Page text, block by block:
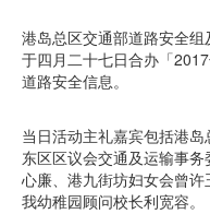
港岛总区交通部道路安全组
于四月二十七日合办「
道路安全信息。
当日活动主礼嘉宾包括港岛
东区区议会交通及运输事
心廉、港九街坊妇女会曾
我幼稚园顾问校长利宽容。